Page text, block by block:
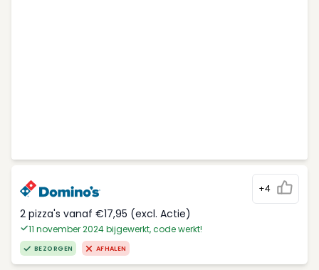
+4
2 pizza's vanaf €17,95 (excl. Actie)
11 november 2024 bijgewerkt, code werkt!
BEZORGEN AFHALEN